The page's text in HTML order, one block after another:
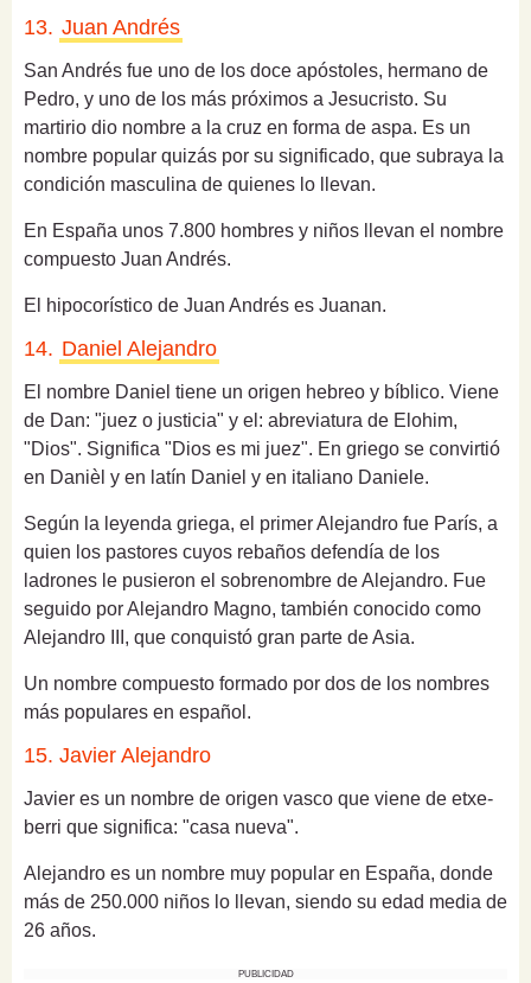
13. Juan Andrés
San Andrés fue uno de los doce apóstoles, hermano de
Pedro, y uno de los más próximos a Jesucristo. Su
martirio dio nombre a la cruz en forma de aspa. Es un
nombre popular quizás por su significado, que subraya la
condición masculina de quienes lo llevan.
En España unos 7.800 hombres y niños llevan el nombre
compuesto Juan Andrés.
El hipocorístico de Juan Andrés es Juanan.
14. Daniel Alejandro
El nombre Daniel tiene un origen hebreo y bíblico. Viene
de Dan: "juez o justicia" y el: abreviatura de Elohim,
"Dios". Significa "Dios es mi juez". En griego se convirtió
en Danièl y en latín Daniel y en italiano Daniele.
Según la leyenda griega, el primer Alejandro fue París, a
quien los pastores cuyos rebaños defendía de los
ladrones le pusieron el sobrenombre de Alejandro. Fue
seguido por Alejandro Magno, también conocido como
Alejandro III, que conquistó gran parte de Asia.
Un nombre compuesto formado por dos de los nombres
más populares en español.
15. Javier Alejandro
Javier es un nombre de origen vasco que viene de etxe-
berri que significa: "casa nueva".
Alejandro es un nombre muy popular en España, donde
más de 250.000 niños lo llevan, siendo su edad media de
26 años.
PUBLICIDAD